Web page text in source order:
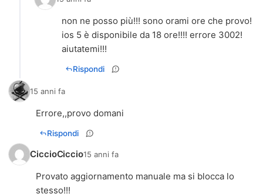
non ne posso più!!! sono orami ore che provo!
ios 5 è disponibile da 18 ore!!!! errore 3002!
aiutatemi!!!
Rispondi
15 anni fa
Errore,,provo domani
Rispondi
CiccioCiccio15 anni fa
Provato aggiornamento manuale ma si blocca lo
stesso!!!